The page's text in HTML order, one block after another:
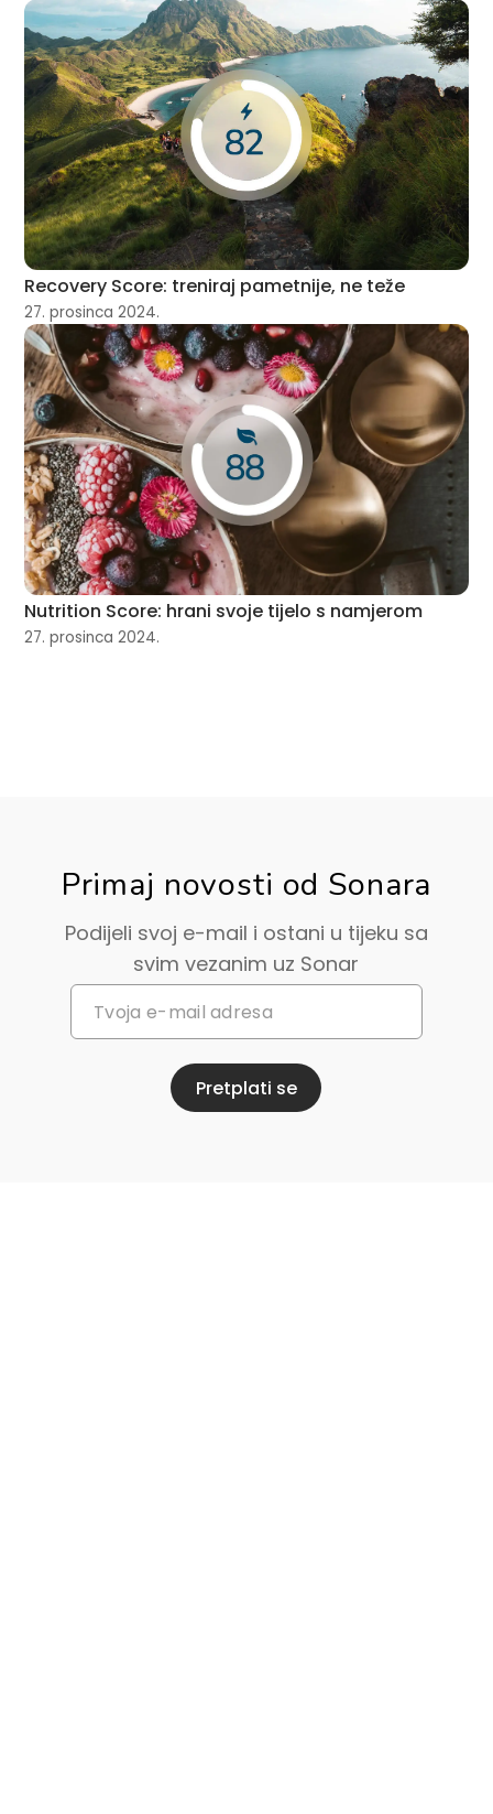
Recovery Score: treniraj pametnije, ne teže
27. prosinca 2024.
Nutrition Score: hrani svoje tijelo s namjerom
27. prosinca 2024.
Primaj novosti od Sonara
Podijeli svoj e-mail i ostani u tijeku sa
svim vezanim uz Sonar
Pretplati se